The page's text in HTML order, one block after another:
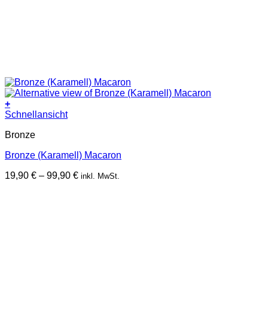
+
Dieses
weist
Varianten
Die
Schnellansicht
Bronze
Bronze (Karamell) Macaron
19,90 € – 99,90 €Preisspanne:
inkl. MwSt.